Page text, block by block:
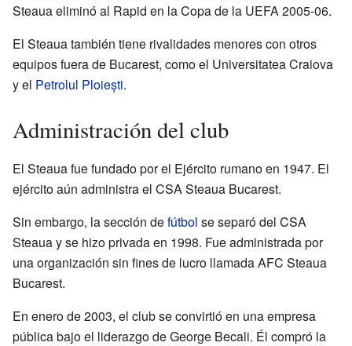
Steaua eliminó al Rapid en la Copa de la UEFA 2005-06.
El Steaua también tiene rivalidades menores con otros
equipos fuera de Bucarest, como el Universitatea Craiova
y el Petrolul Ploiești.
Administración del club
El Steaua fue fundado por el Ejército rumano en 1947. El
ejército aún administra el CSA Steaua Bucarest.
Sin embargo, la sección defútbol se separó del CSA
Steaua y se hizo privada en 1998. Fue administrada por
una organización sin fines de lucro llamada AFC Steaua
Bucarest.
En enero de 2003, el club se convirtió en una empresa
pública bajo el liderazgo de George Becali. Él compró la